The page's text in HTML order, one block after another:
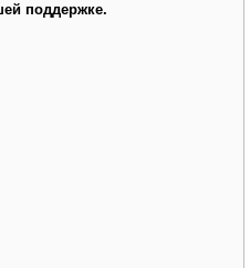
поддержке.